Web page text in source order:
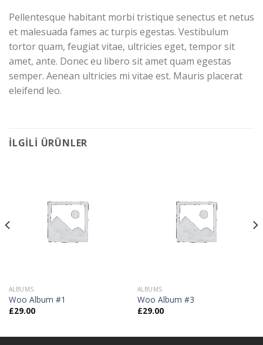
Pellentesque habitant morbi tristique senectus et netus
et malesuada fames ac turpis egestas. Vestibulum
tortor quam, feugiat vitae, ultricies eget, tempor sit
amet, ante. Donec eu libero sit amet quam egestas
semper. Aenean ultricies mi vitae est. Mauris placerat
eleifend leo.
İLGILI ÜRÜNLER
ALBUMS
Woo Album #1
£29.00
ALBUMS
Woo Album #3
£29.00